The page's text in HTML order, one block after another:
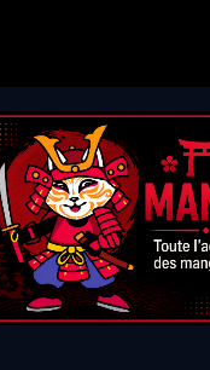
a dévoilé la
la toute première
ultime vidéo offre
personnages et
animée.
Visions, The Ninth […]